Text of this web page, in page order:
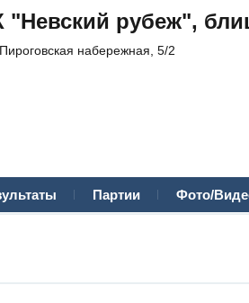
рубеж",
набережная, 5/2
Партии Фото/